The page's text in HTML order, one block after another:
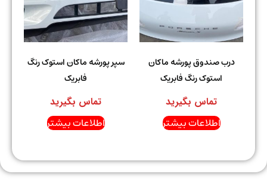
درب صندوق پورشه ماکان
استوک رنگ فابریک
تماس بگیرید
اطلاعات بیشتر
سپر پورشه ماکان استوک رنگ
فابریک
تماس بگیرید
اطلاعات بیشتر